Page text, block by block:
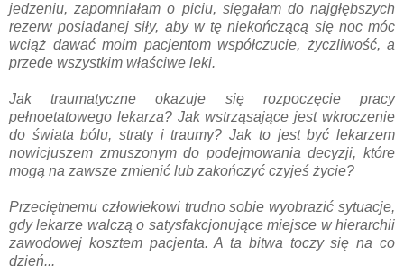
jedzeniu, zapomniałam o piciu, sięgałam do najgłębszych
rezerw posiadanej siły, aby w tę niekończącą się noc móc
wciąż dawać moim pacjentom współczucie, życzliwość, a
przede wszystkim właściwe leki.
Jak traumatyczne okazuje się rozpoczęcie pracy
pełnoetatowego lekarza? Jak wstrząsające jest wkroczenie
do świata bólu, straty i traumy? Jak to jest być lekarzem
nowicjuszem zmuszonym do podejmowania decyzji, które
mogą na zawsze zmienić lub zakończyć czyjeś życie?
Przeciętnemu człowiekowi trudno sobie wyobrazić sytuacje,
gdy lekarze walczą o satysfakcjonujące miejsce w hierarchii
zawodowej kosztem pacjenta. A ta bitwa toczy się na co
dzień...